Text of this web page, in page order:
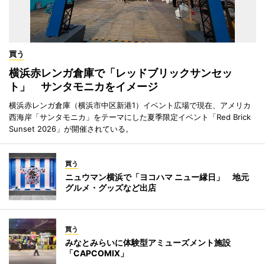
買う
横浜赤レンガ倉庫で「レッドブリックサンセッ
ト」 サンタモニカをイメージ
横浜赤レンガ倉庫（横浜市中区新港1）イベント広場で現在、アメリカ
西海岸「サンタモニカ」をテーマにした夏季限定イベント「Red Brick
Sunset 2026」が開催されている。
買う
ニュウマン横浜で「ヨコハマ ニュー縁日」 地元
グルメ・グッズなど出店
買う
みなとみらいに体験型アミューズメント施設
「CAPCOMIX」